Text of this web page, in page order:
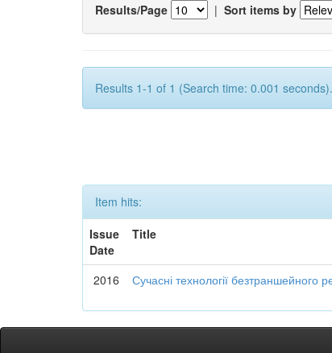
Results/Page | Sort items by
Results 1-1 of 1 (Search time: 0.001 seconds).
Item hits:
Issue
Date
Title
2016 Сучасні технології безтраншейного